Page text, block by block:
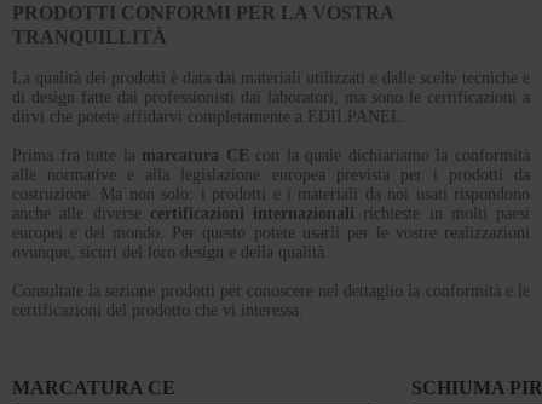
PRODOTTI CONFORMI PER LA VOSTRA
TRANQUILLITÀ
La qualità dei prodotti è data dai materiali utilizzati e dalle scelte tecniche e
di design fatte dai professionisti dai laboratori, ma sono le certificazioni a
dirvi che potete affidarvi completamente a EDILPANEL.
Prima fra tutte la marcatura CE con la quale dichiariamo la conformità
alle normative e alla legislazione europea prevista per i prodotti da
costruzione. Ma non solo: i prodotti e i materiali da noi usati rispondono
anche alle diverse certificazioni internazionali richieste in molti paesi
europei e del mondo. Per questo potete usarli per le vostre realizzazioni
ovunque, sicuri del loro design e della qualità.
Consultate la sezione prodotti per conoscere nel dettaglio la conformità e le
certificazioni del prodotto che vi interessa.
MARCATURA CE SCHIUMA PIR